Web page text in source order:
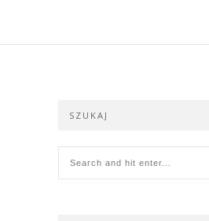
SZUKAJ